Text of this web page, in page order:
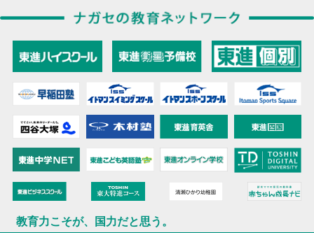
教育力こそが、国力だと思う。